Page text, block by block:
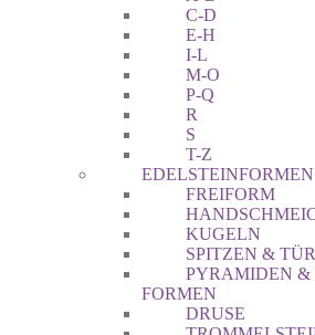
C-D
E-H
I-L
M-O
P-Q
R
S
T-Z
FREIFORM
KUGELN
SPITZEN &
PYRAMIDEN &
FORMEN
DRUSE